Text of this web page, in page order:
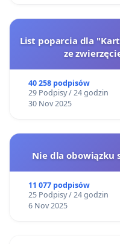
List poparcia dla
ze
40 258 podpisów
29 Podpisy / 24 godzin
30 Nov 2025
Nie dla obowiązku
11 077 podpisów
25 Podpisy / 24 godzin
6 Nov 2025